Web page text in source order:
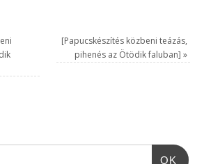
[Papucskészítés közbeni teázás,
pihenés az Ötödik faluban] »
OK